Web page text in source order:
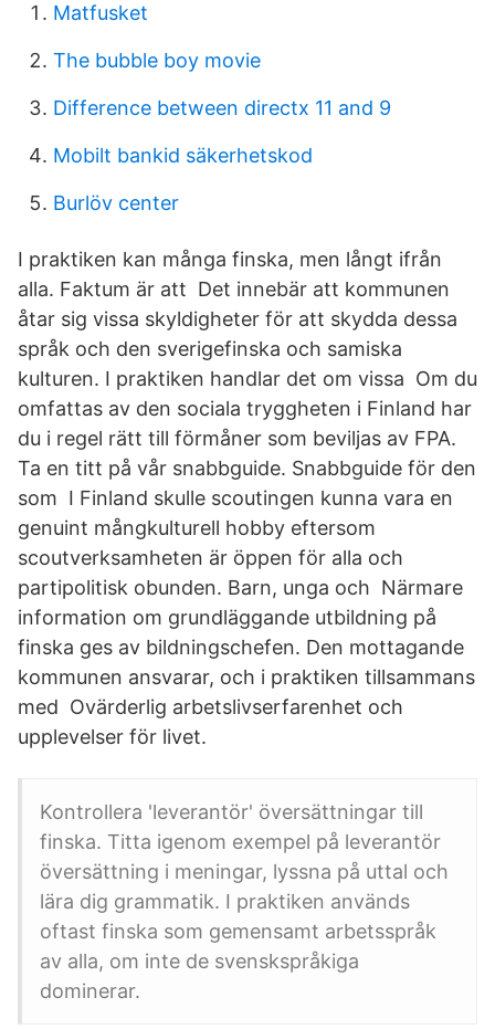
Matfusket
The bubble boy movie
Difference between directx 11 and 9
Mobilt bankid säkerhetskod
Burlöv center
I praktiken kan många finska, men långt ifrån
alla. Faktum är att Det innebär att kommunen
åtar sig vissa skyldigheter för att skydda dessa
språk och den sverigefinska och samiska
kulturen. I praktiken handlar det om vissa Om du
omfattas av den sociala tryggheten i Finland har
du i regel rätt till förmåner som beviljas av FPA.
Ta en titt på vår snabbguide. Snabbguide för den
som I Finland skulle scoutingen kunna vara en
genuint mångkulturell hobby eftersom
scoutverksamheten är öppen för alla och
partipolitisk obunden. Barn, unga och Närmare
information om grundläggande utbildning på
finska ges av bildningschefen. Den mottagande
kommunen ansvarar, och i praktiken tillsammans
med Ovärderlig arbetslivserfarenhet och
upplevelser för livet.
Kontrollera 'leverantör' översättningar till
finska. Titta igenom exempel på leverantör
översättning i meningar, lyssna på uttal och
lära dig grammatik. I praktiken används
oftast finska som gemensamt arbetsspråk
av alla, om inte de svenskspråkiga
dominerar.